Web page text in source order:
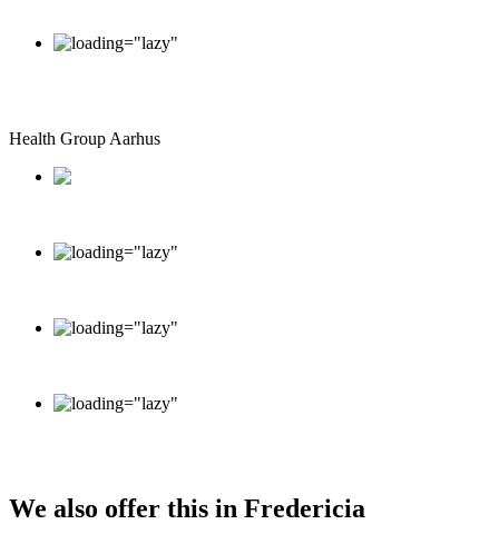
Health Group Aarhus
We also offer this in Fredericia